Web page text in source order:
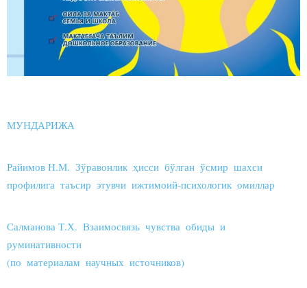
МУНДАРИЖА
Райимов Н.М. Зўравонлик ҳисси бўлган ўсмир шахси
профилига таъсир этувчи ижтимоий-психологик омиллар
Салманова Т.Х. Взаимосвязь чувства обиды и
руминативности
(по материалам научных источников)